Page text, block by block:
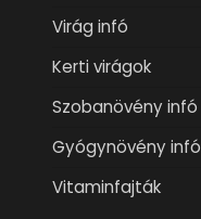
Virág infó
Kerti virágok
Szobanövény infó
Gyógynövény infó
Vitaminfajták